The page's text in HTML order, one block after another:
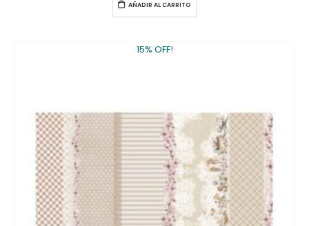
AÑADIR AL CARRITO
15% OFF!